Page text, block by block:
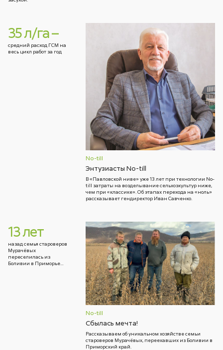
35 л/га –
средний расход ГСМ на
весь цикл работ за год
No-till
Энтузиасты No-till
В «Павловской ниве» уже 13 лет при технологии No-
till затраты на возделывание сельхозкультур ниже,
чем при «классике». Об этапах перехода на «ноль»
рассказывает гендиректор Иван Савченко.
13 лет
назад семья староверов
Мурачёвых
переселилась из
Боливии в Приморье…
No-till
Сбылась мечта!
Рассказываем об уникальном хозяйстве семьи
староверов Мурачёвых, переехавших из Боливии в
Приморский край.